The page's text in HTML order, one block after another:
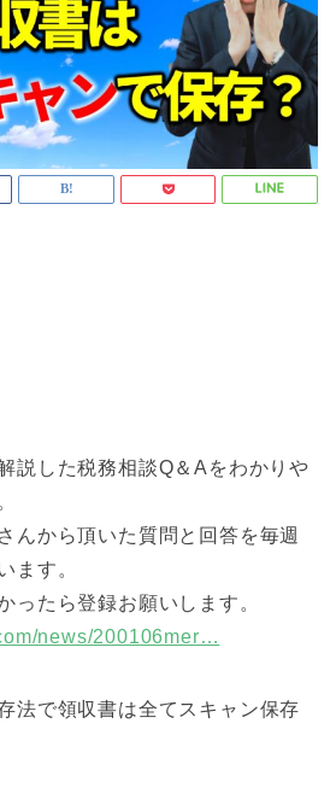
説した税務相談Q＆Aをわかりや
んから頂いた質問と回答を毎週
ます。
ったら登録お願いします。
news/200106mer…
法で領収書は全てスキャン保存